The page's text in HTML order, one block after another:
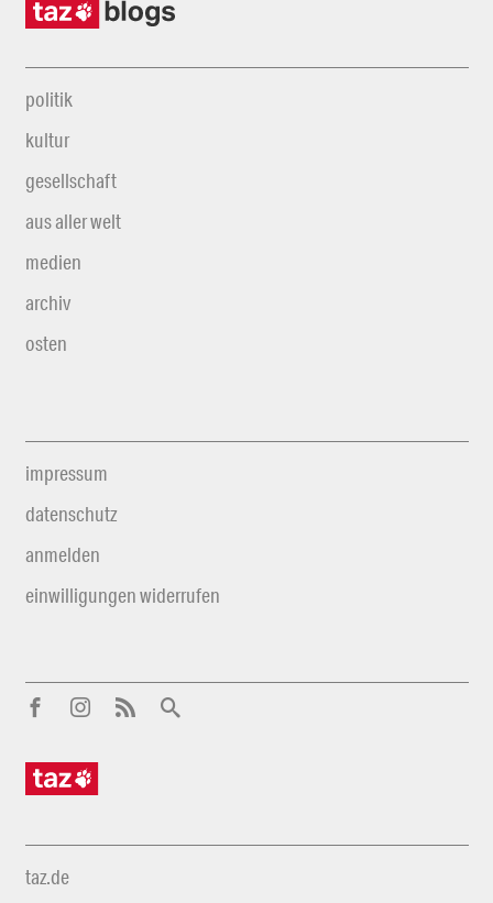
politik
kultur
gesellschaft
aus aller welt
medien
archiv
osten
impressum
datenschutz
anmelden
einwilligungen widerrufen
taz.de